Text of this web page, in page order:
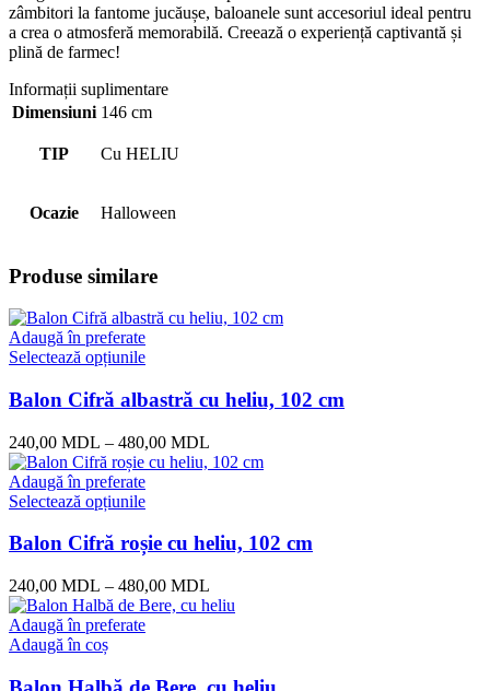
zâmbitori la fantome jucăușe, baloanele sunt accesoriul ideal pentru
a crea o atmosferă memorabilă. Creează o experiență captivantă și
plină de farmec!
Informații suplimentare
Dimensiuni 146 cm
TIP Cu HELIU
Ocazie Halloween
Produse similare
Adaugă în preferate
Selectează opțiunile
Balon Cifră albastră cu heliu, 102 cm
240,00 MDL – 480,00 MDL
Adaugă în preferate
Selectează opțiunile
Balon Cifră roșie cu heliu, 102 cm
240,00 MDL – 480,00 MDL
Adaugă în preferate
Adaugă în coș